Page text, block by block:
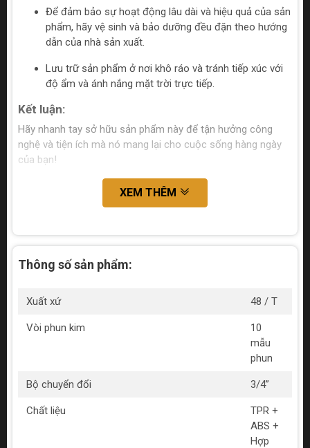
Để đảm bảo sự hoạt động lâu dài và hiệu quả của sản
phẩm, hãy vệ sinh và bảo dưỡng đều đặn theo hướng
dẫn của nhà sản xuất.
Lưu trữ sản phẩm ở nơi khô ráo và tránh tiếp xúc với
độ ẩm và ánh nắng mặt trời trực tiếp.
Kết luận:
Hãy nhanh tay sở hữu sản phẩm này để tận hưởng công
nghệ và tiện ích mà nó mang lại cho cuộc sống hàng ngày
của bạn!
XEM THÊM
Thông số sản phẩm:
Xuất xứ 48 / T
Vòi phun kim
10
mẫu
phun
Bộ chuyển đổi 3/4”
Chất liệu
TPR +
ABS +
Hợp